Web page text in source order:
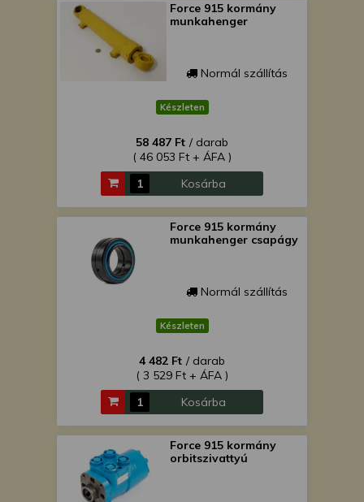
Force 915 kormány
munkahenger
Normál szállítás
Készleten
58 487 Ft / darab
( 46 053 Ft + ÁFA )
Kosárba
Force 915 kormány
munkahenger csapágy
Normál szállítás
Készleten
4 482 Ft / darab
( 3 529 Ft + ÁFA )
Kosárba
Force 915 kormány
orbitszivattyú